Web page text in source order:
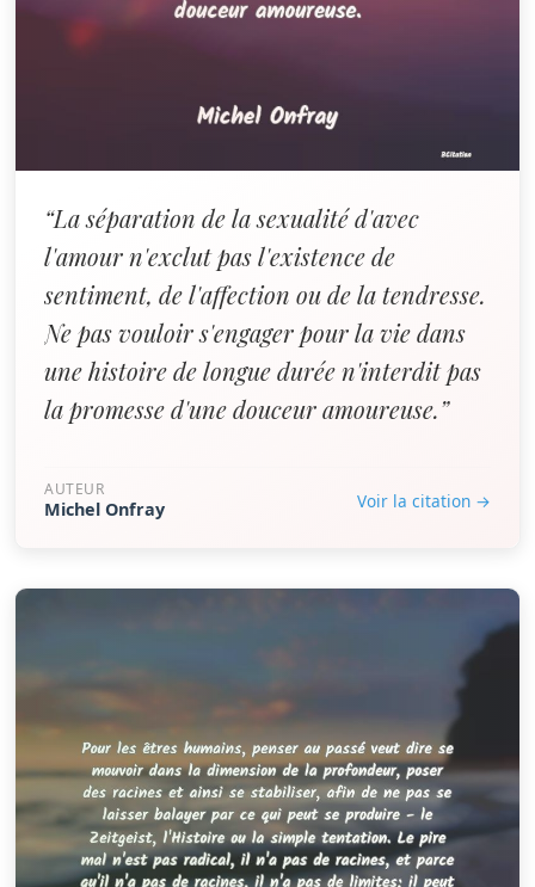
“La séparation de la sexualité d'avec
l'amour n'exclut pas l'existence de
sentiment, de l'affection ou de la tendresse.
Ne pas vouloir s'engager pour la vie dans
une histoire de longue durée n'interdit pas
la promesse d'une douceur amoureuse.”
AUTEUR
Michel Onfray Voir la citation →